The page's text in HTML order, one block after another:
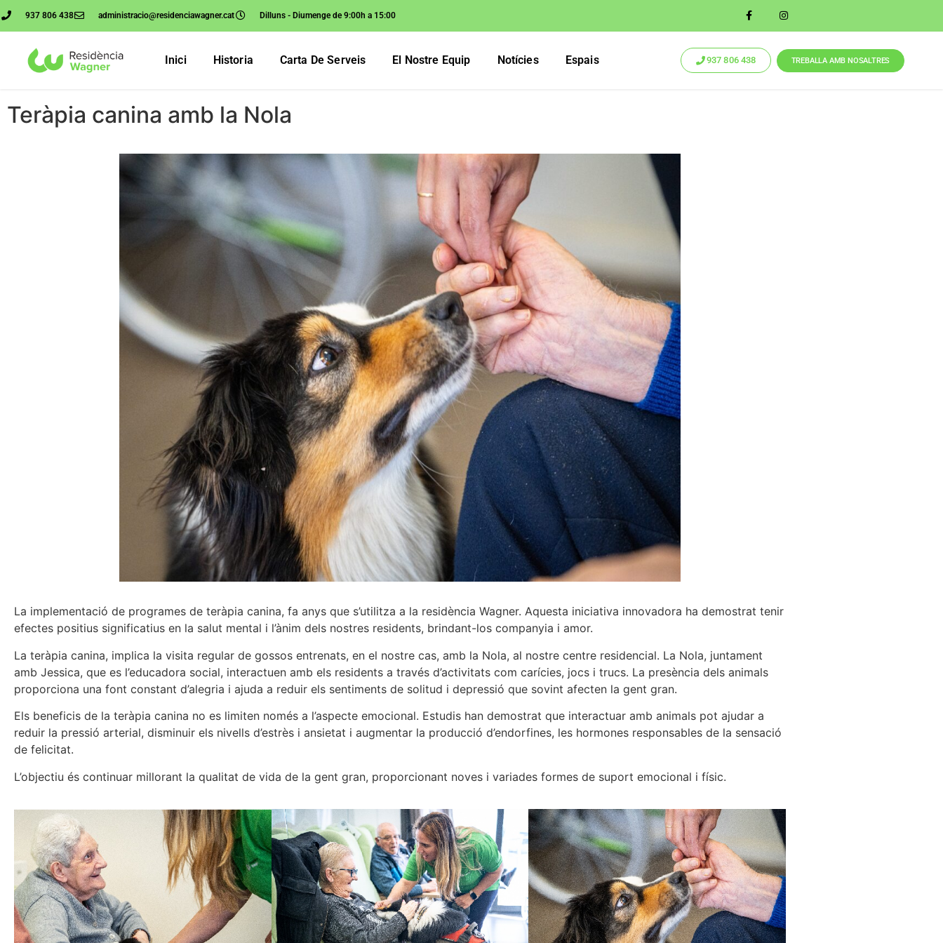
937 806 438 administracio@residenciawagner.cat Dilluns - Diumenge de 9:00h a 15:00
Inici Historia Carta De Serveis El Nostre Equip Notícies Espais 937 806 438 TREBALLA AMB NOSALTRES
Teràpia canina amb la Nola
La implementació de programes de teràpia canina, fa anys que s’utilitza a la residència Wagner. Aquesta iniciativa innovadora ha demostrat tenir
efectes positius significatius en la salut mental i l’ànim dels nostres residents, brindant-los companyia i amor.
La teràpia canina, implica la visita regular de gossos entrenats, en el nostre cas, amb la Nola, al nostre centre residencial. La Nola, juntament
amb Jessica, que es l’educadora social, interactuen amb els residents a través d’activitats com carícies, jocs i trucs. La presència dels animals
proporciona una font constant d’alegria i ajuda a reduir els sentiments de solitud i depressió que sovint afecten la gent gran.
Els beneficis de la teràpia canina no es limiten només a l’aspecte emocional. Estudis han demostrat que interactuar amb animals pot ajudar a
reduir la pressió arterial, disminuir els nivells d’estrès i ansietat i augmentar la producció d’endorfines, les hormones responsables de la sensació
de felicitat.
L’objectiu és continuar millorant la qualitat de vida de la gent gran, proporcionant noves i variades formes de suport emocional i físic.